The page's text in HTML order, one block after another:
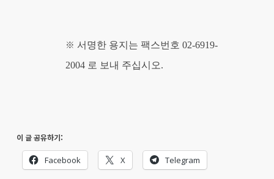
※ 서명한 용지는 팩스번호 02-6919-
2004 로 보내 주십시오.
이 글 공유하기:
Facebook X Telegram